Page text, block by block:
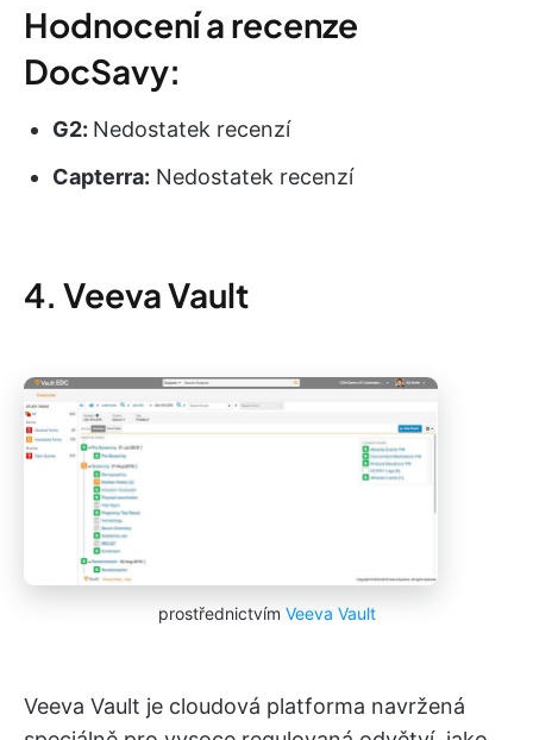
Hodnocení a recenze
DocSavy:
G2: Nedostatek recenzí
Capterra: Nedostatek recenzí
4. Veeva Vault
prostřednictvím Veeva Vault
Veeva Vault je cloudová platforma navržená